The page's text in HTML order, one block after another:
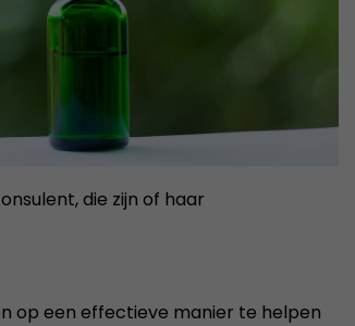
die zijn of haar
op een effectieve manier te helpen